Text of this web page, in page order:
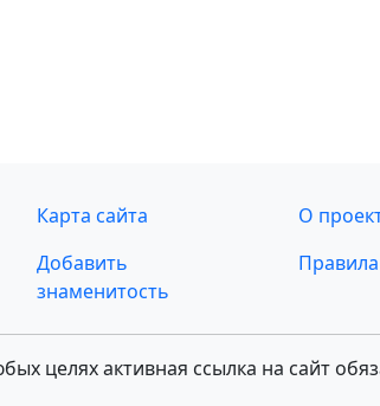
Карта сайта
Добавить
знаменитость
О
целях активная ссылка на сайт